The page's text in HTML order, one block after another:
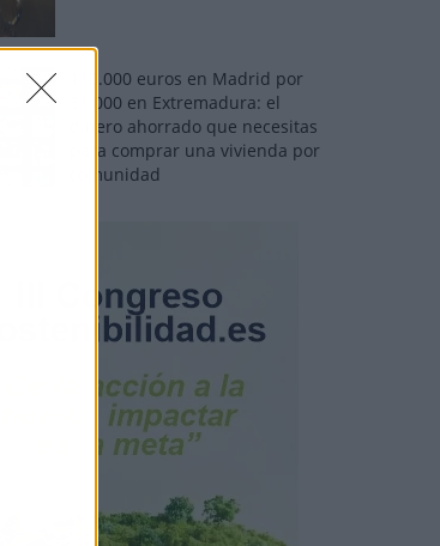
110.000 euros en Madrid por
31.000 en Extremadura: el
dinero ahorrado que necesitas
para comprar una vivienda por
comunidad